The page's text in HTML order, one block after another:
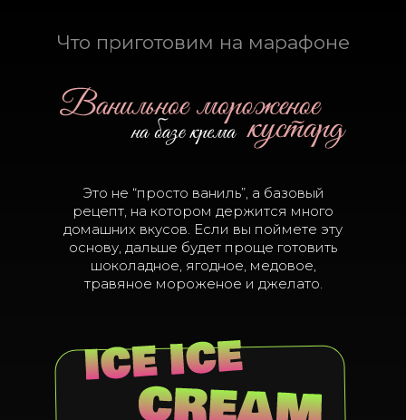
Это не “просто ваниль”, а базовый
рецепт, на котором держится много
домашних вкусов. Если вы поймете эту
основу, дальше будет проще готовить
шоколадное, ягодное, медовое,
травяное мороженое и джелато.
Что приготовим на марафоне